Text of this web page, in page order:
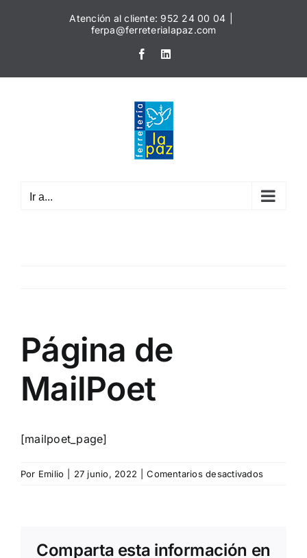
Atención al cliente: 952 24 00 04
ferpa@ferreterialapaz.com
FacebookLinkedIn
Ir a...
Página de
MailPoet
[mailpoet_page]
Por Emilio 27 junio, 2022 Comentarios desactivadosen
Comparta esta información en